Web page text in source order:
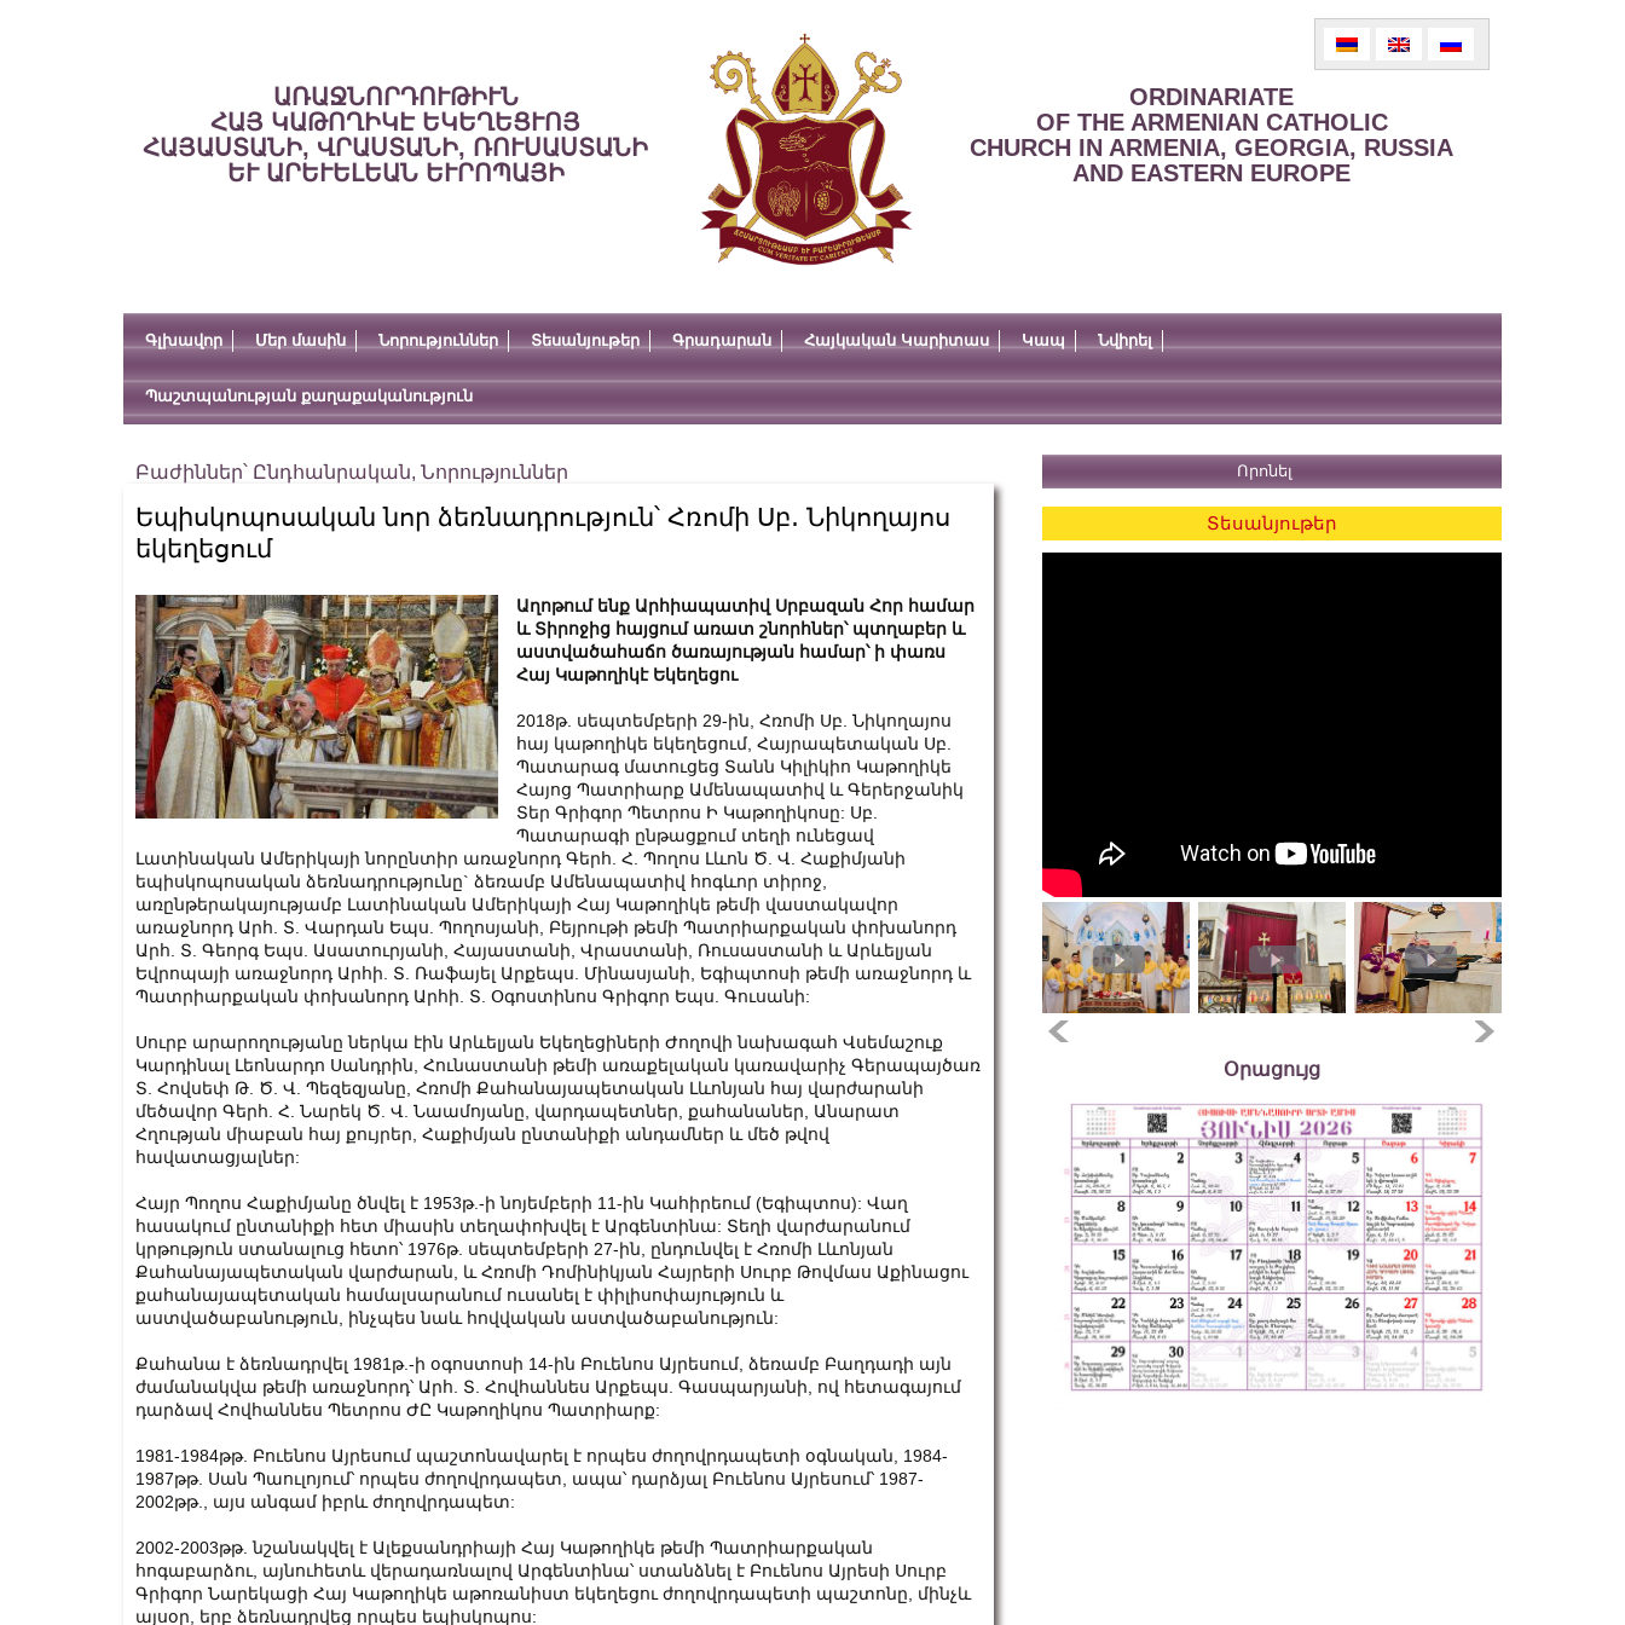
ԱՌԱՋՆՈՐԴՈՒԹԻՒՆ
ՀԱՅ ԿԱԹՈՂԻԿԷ ԵԿԵՂԵՑՒՈՅ
ՀԱՅԱՍՏԱՆԻ, ՎՐԱՍՏԱՆԻ, ՌՈՒՍԱՍՏԱՆԻ
ԵՒ ԱՐԵՒԵԼԵԱՆ ԵՒՐՈՊԱՅԻ
ORDINARIATE
OF THE ARMENIAN CATHOLIC
CHURCH IN ARMENIA, GEORGIA, RUSSIA
AND EASTERN EUROPE
Գլխավոր Մեր մասին Նորություններ Տեսանյութեր Գրադարան Հայկական Կարիտաս Կապ Նվիրել
Պաշտպանության քաղաքականություն
Բաժիններ՝ Ընդհանրական, Նորություններ
Եպիսկոպոսական նոր ձեռնադրություն՝ Հռոմի Սբ․ Նիկողայոս
եկեղեցում
Աղոթում ենք Արհիապատիվ Սրբազան Հոր համար
և Տիրոջից հայցում առատ շնորհներ՝ պտղաբեր և
աստվածահաճո ծառայության համար՝ ի փառս
Հայ Կաթողիկէ Եկեղեցու
2018թ. սեպտեմբերի 29-ին, Հռոմի Սբ. Նիկողայոս
հայ կաթողիկե եկեղեցում, Հայրապետական Սբ.
Պատարագ մատուցեց Տանն Կիլիկիո Կաթողիկե
Հայոց Պատրիարք Ամենապատիվ և Գերերջանիկ
Տեր Գրիգոր Պետրոս Ի Կաթողիկոսը: Սբ.
Պատարագի ընթացքում տեղի ունեցավ
Լատինական Ամերիկայի նորընտիր առաջնորդ Գերհ. Հ. Պողոս Լևոն Ծ. Վ. Հաքիմյանի
եպիսկոպոսական ձեռնադրությունը` ձեռամբ Ամենապատիվ հոգևոր տիրոջ,
առընթերակայությամբ Լատինական Ամերիկայի Հայ Կաթողիկե թեմի վաստակավոր
առաջնորդ Արհ. Տ. Վարդան Եպս. Պողոսյանի, Բեյրութի թեմի Պատրիարքական փոխանորդ
Արհ. Տ. Գեորգ Եպս. Ասատուրյանի, Հայաստանի, Վրաստանի, Ռուսաստանի և Արևելյան
Եվրոպայի առաջնորդ Արհի. Տ. Ռաֆայել Արքեպս. Մինասյանի, Եգիպտոսի թեմի առաջնորդ և
Պատրիարքական փոխանորդ Արհի. Տ. Օգոստինոս Գրիգոր Եպս. Գուսանի:
Սուրբ արարողությանը ներկա էին Արևելյան Եկեղեցիների Ժողովի նախագահ Վսեմաշուք
Կարդինալ Լեոնարդո Սանդրին, Հունաստանի թեմի առաքելական կառավարիչ Գերապայծառ
Տ. Հովսեփ Թ. Ծ. Վ. Պեզեզյանը, Հռոմի Քահանայապետական Լևոնյան հայ վարժարանի
մեծավոր Գերհ. Հ. Նարեկ Ծ. Վ. Նաամոյանը, վարդապետներ, քահանաներ, Անարատ
Հղության միաբան հայ քույրեր, Հաքիմյան ընտանիքի անդամներ և մեծ թվով
հավատացյալներ:
Հայր Պողոս Հաքիմյանը ծնվել է 1953թ.-ի նոյեմբերի 11-ին Կահիրեում (Եգիպտոս): Վաղ
հասակում ընտանիքի հետ միասին տեղափոխվել է Արգենտինա: Տեղի վարժարանում
կրթություն ստանալուց հետո՝ 1976թ. սեպտեմբերի 27-ին, ընդունվել է Հռոմի Լևոնյան
Քահանայապետական վարժարան, և Հռոմի Դոմինիկյան Հայրերի Սուրբ Թովմաս Աքինացու
քահանայապետական համալսարանում ուսանել է փիլիսոփայություն և
աստվածաբանություն, ինչպես նաև հովվական աստվածաբանություն:
Քահանա է ձեռնադրվել 1981թ.-ի օգոստոսի 14-ին Բուենոս Այրեսում, ձեռամբ Բաղդադի այն
ժամանակվա թեմի առաջնորդ՝ Արհ. Տ. Հովհաննես Արքեպս. Գասպարյանի, ով հետագայում
դարձավ Հովհաննես Պետրոս ԺԸ Կաթողիկոս Պատրիարք:
1981-1984թթ. Բուենոս Այրեսում պաշտոնավարել է որպես ժողովրդապետի օգնական, 1984-
1987թթ. Սան Պաուլոյում՝ որպես ժողովրդապետ, ապա՝ դարձյալ Բուենոս Այրեսում՝ 1987-
2002թթ., այս անգամ իբրև ժողովրդապետ:
2002-2003թթ. նշանակվել է Ալեքսանդրիայի Հայ Կաթողիկե թեմի Պատրիարքական
հոգաբարձու, այնուհետև վերադառնալով Արգենտինա՝ ստանձնել է Բուենոս Այրեսի Սուրբ
Գրիգոր Նարեկացի Հայ Կաթողիկե աթոռանիստ եկեղեցու ժողովրդապետի պաշտոնը, մինչև
այսօր, երբ ձեռնադրվեց որպես եպիսկոպոս:
Տեսանյութեր
Օրացույց